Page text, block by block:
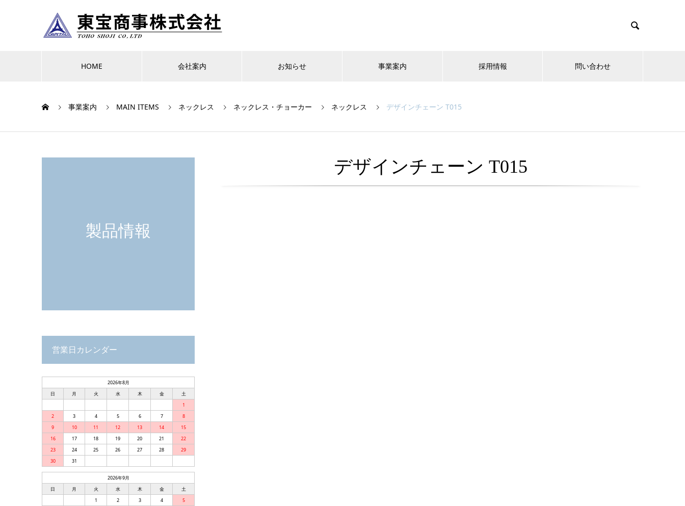

HOME 会社案内 お知らせ 事業案内 採用情報 問い合わせ
事業案内 MAIN ITEMS ネックレス ネックレス・チョーカー ネックレス デザインチェーン T015
製品情報
デザインチェーン T015
営業日カレンダー
2026年8月
日
月 火 水 木 金
土
1
2
3 4 5 6 7
8
9
10 11 12 13 14
15
16
17 18 19 20 21
22
23
24 25 26 27 28
29
30
31
2026年9月
日
月 火 水 木 金
土
1
2 3 4
5